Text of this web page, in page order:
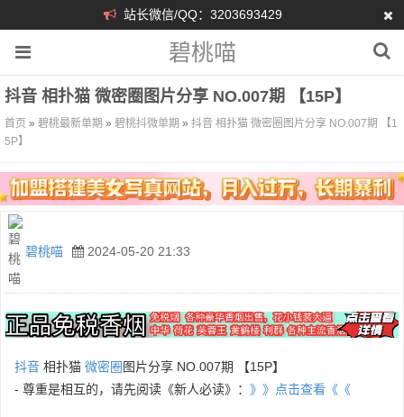
站长微信/QQ：3203693429
碧桃喵
抖音 相扑猫 微密圈图片分享 NO.007期 【15P】
首页 » 碧桃最新单期 » 碧桃抖微单期 » 抖音 相扑猫 微密圈图片分享 NO.007期 【1
5P】
碧桃喵 2024-05-20 21:33
抖音 相扑猫 微密圈 图片分享 NO.007期 【15P】
- 尊重是相互的，请先阅读《新人必读》： 》》点击查看《《